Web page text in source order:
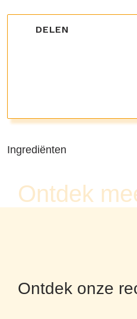
DELEN
Ingrediënten
Ontdek
Ontdek onze